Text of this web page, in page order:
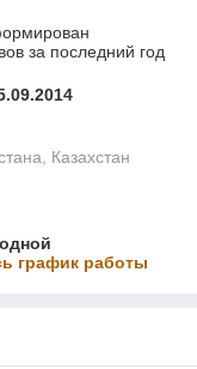
за последний год
Казахстан
график работы